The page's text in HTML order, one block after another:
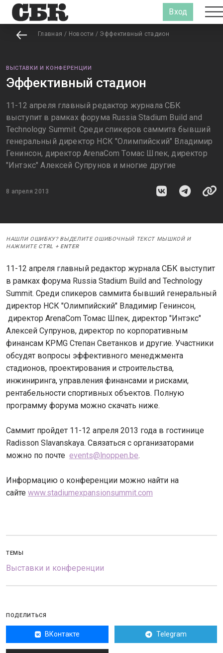
Вход
Главная / Новости / Эффективный стадион
ВЫСТАВКИ И КОНФЕРЕНЦИИ
Эффективный стадион
11-12 апреля главный редактор журнала СБК
выступит в рамках форума Russia Stadium Build and
Technology Summit. Среди спикеров саммита бывший
генеральный директор НСК "Олимпийский" Владимир
Генинсон, директор ArenaCom Томас Шпек, директор
"Интэкс" Алексей Супрунов и многие другие
8 апреля 2013
НАШЛИ ОШИБКУ? ВЫДЕЛИТЕ ОШИБОЧНЫЙ ТЕКСТ МЫШКОЙ И
НАЖМИТЕ CTRL + ENTER
11-12 апреля главный редактор журнала СБК выступит
в рамках форума Russia Stadium Build and Technology
Summit. Среди спикеров саммита бывший генеральный
директор НСК "Олимпийский" Владимир Генинсон,
директор ArenaCom Томас Шпек, директор "Интэкс"
Алексей Супрунов, директор по корпоративным
финансам KPMG Степан Светанков и другие. Участники
обсудят вопросы эффективного менеджмента
стадионов, проектирования и строительства,
инжиниринга, управления финансами и рисками,
рентабельности спортивных объектов. Полную
программу форума можно скачать ниже.
Саммит пройдет 11-12 апреля 2013 года в гостинице
Radisson Slavanskaya. Связаться с организаторами
можно по почте events@lnoppen.be.
Информацию о конференции можно найти на
сайте www.stadiumexpansionsummit.com
ТЕМЫ
Выставки и конференции
ПОДЕЛИТЬСЯ
ВКонтакте Telegram